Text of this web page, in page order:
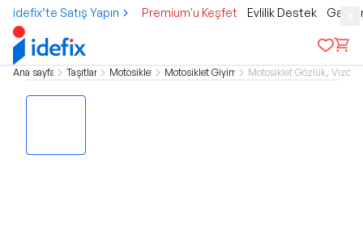
idefix’te Satış Yapın Premium'u Keşfet Evlilik Destek
Ana sayfa Taşıtlar Motosiklet Motosiklet Giyim Motosiklet Gözlük, Vizör